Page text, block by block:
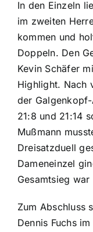
In den Einzeln
im zweiten
kommen und
Doppeln. Den
Kevin Schäfer
Highlight. Nach
der
21:8 und 21:14
Mußmann
Dreisatzduell
Dameneinzel
Gesamtsieg
Zum Abschluss
Dennis Fuchs